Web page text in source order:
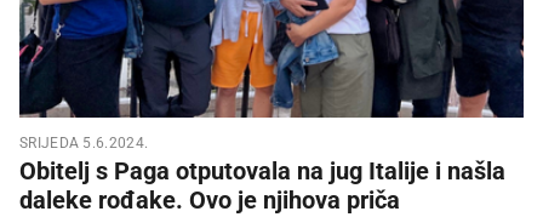
SRIJEDA 5.6.2024.
Obitelj s Paga otputovala na jug Italije i našla
daleke rođake. Ovo je njihova priča